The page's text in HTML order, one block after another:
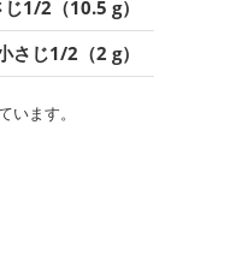
じ1/2（10.5 g）
さじ1/2（2 g）
ます。